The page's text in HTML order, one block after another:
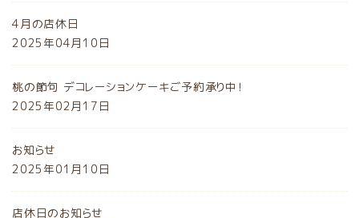
4月の店休日
2025年04月10日
桃の節句 デコレーションケーキご予約承り中！
2025年02月17日
お知らせ
2025年01月10日
店休日のお知らせ